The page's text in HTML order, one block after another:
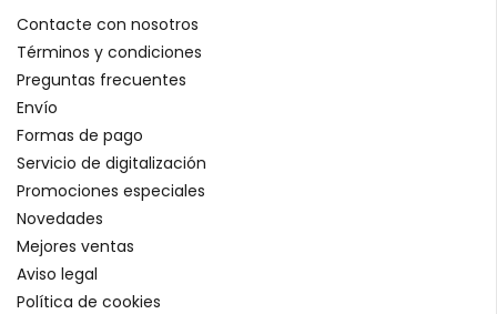
Contacte con nosotros
Términos y condiciones
Preguntas frecuentes
Envío
Formas de pago
Servicio de digitalización
Promociones especiales
Novedades
Mejores ventas
Aviso legal
Política de cookies